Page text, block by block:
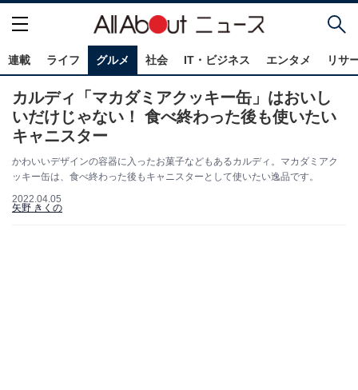
連載 ライフ グルメ 社会 IT・ビジネス エンタメ リサ
カルディ「マカダミアクッキー缶」はおいし
いだけじゃない！ 食べ終わった後も使いたい
キャニスター
かわいいデザインの容器に入ったお菓子などもあるカルディ。マカダミアク
ッキー缶は、食べ終わった後もキャニスターとして使いたい逸品です。
2022.04.05
矢野 きくの